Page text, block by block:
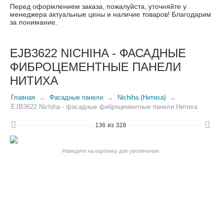
Перед оформлением заказа, пожалуйста, уточняйте у
менеджера актуальные цены и наличие товаров! Благодарим
за понимание.
EJB3622 NICHIHA - ФАСАДНЫЕ
ФИБРОЦЕМЕНТНЫЕ ПАНЕЛИ
НИТИХА
Главная Фасадные панели
Nichiha (Нитиха)
EJB3622 Nichiha - фасадные фиброцементные панели Нитиха
136 из 328
Наведите на картинку для увеличения